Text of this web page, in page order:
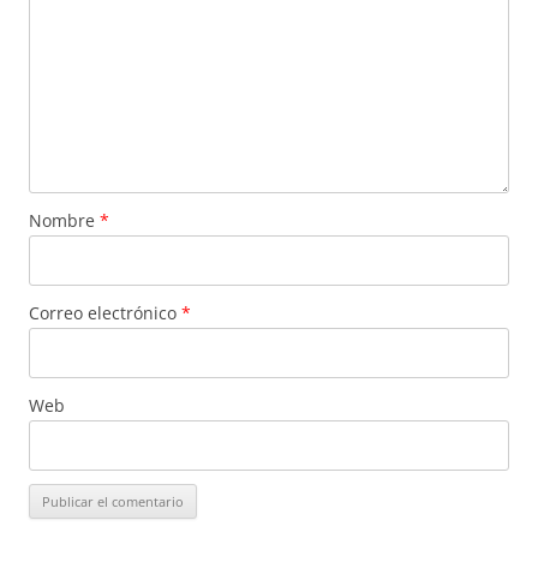
Nombre *
Correo electrónico *
Web